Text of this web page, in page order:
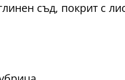
съд, покрит с